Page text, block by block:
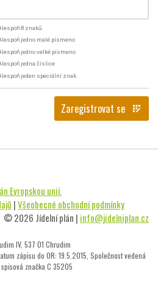
8 znaků
jedno malé písmeno
jedno velké písmeno
jedna číslice
jeden speciální znak
Zaregistrovat se app_registration
Evropskou unií.
|Všeobecné obchodní podmínky
© 2026 Jídelní plán | info@jidelniplan.cz
IV, 537 01 Chrudim
zápisu do OR: 19.5.2015, Společnost vedená
značka C 35205